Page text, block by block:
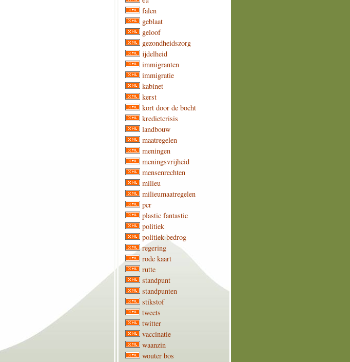
falen
geblaat
geloof
gezondheidszorg
ijdelheid
immigranten
immigratie
kabinet
kerst
kort door de bocht
kredietcrisis
landbouw
maatregelen
meningen
meningsvrijheid
mensenrechten
milieu
milieumaatregelen
pcr
plastic fantastic
politiek
politiek bedrog
regering
rode kaart
rutte
standpunt
standpunten
stikstof
tweets
twitter
vaccinatie
waanzin
wouter bos